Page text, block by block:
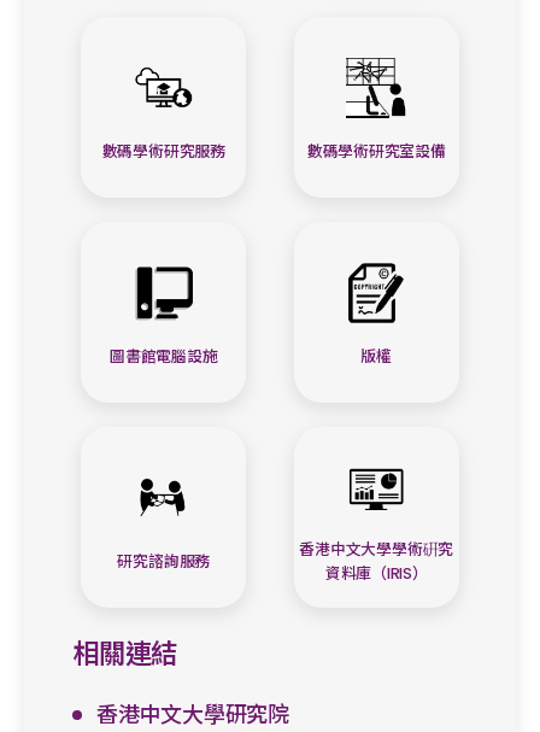
數碼學術研究服務 數碼學術研究室設備
圖書館電腦設施 版權
研究諮詢服務
香港中文大學學術硏究
資料庫（IRIS）
相關連結
香港中文大學研究院